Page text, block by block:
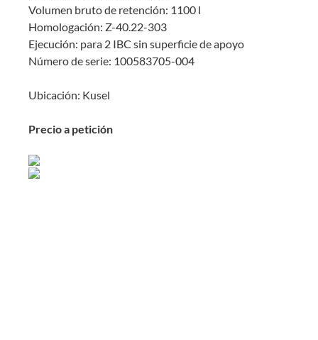
Volumen bruto de retención: 1100 l
Homologación: Z-40.22-303
Ejecución: para 2 IBC sin superficie de apoyo
Número de serie: 100583705-004
Ubicación: Kusel
Precio a petición